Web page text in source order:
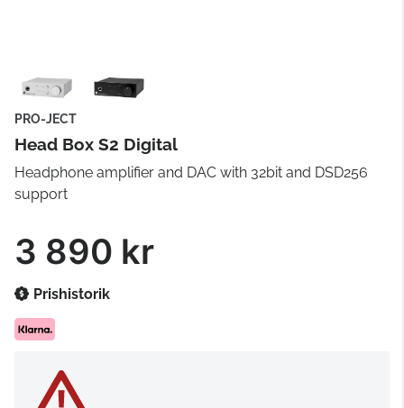
PRO-JECT
Head Box S2 Digital
Headphone amplifier and DAC with 32bit and DSD256
support
3 890 kr
Prishistorik